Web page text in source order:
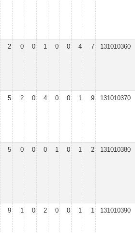
2 0 0 1 0 0 4 7 131010360
5 2 0 4 0 0 1 9 131010370
5 0 0 0 1 0 1 2 131010380
9 1 0 2 0 0 1 1 131010390